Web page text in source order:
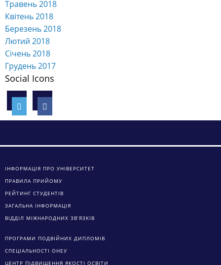
Травень 2018
Квітень 2018
Березень 2018
Лютий 2018
Січень 2018
Грудень 2017
Social Icons
ІНФОРМАЦІЯ ПРО УНІВЕРСИТЕТ
ПРАВИЛА ПРИЙОМУ
РЕЙТИНГ СТУДЕНТІВ
ЗАГАЛЬНА ІНФОРМАЦІЯ
ВІДДІЛ МІЖНАРОДНИХ ЗВ’ЯЗКІВ
ПРОГРАМИ ПОДВІЙНИХ ДИПЛОМІВ
СПЕЦІАЛЬНОСТІ ОНЕУ
ЦЕНТР ПІДВИЩЕННЯ ЯКОСТІ ОСВІТИ